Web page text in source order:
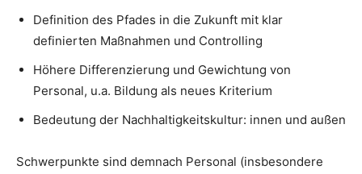
Definition des Pfades in die Zukunft mit klar
definierten Maßnahmen und Controlling
Höhere Differenzierung und Gewichtung von
Personal, u.a. Bildung als neues Kriterium
Bedeutung der Nachhaltigkeitskultur: innen und außen
Schwerpunkte sind demnach Personal (insbesondere